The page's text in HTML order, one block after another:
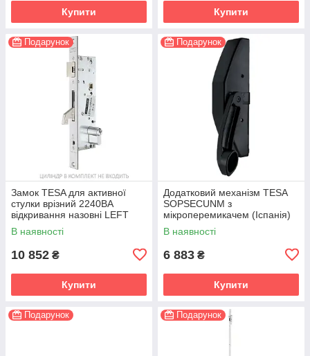
Купити Купити
Подарунок
Замок TESA для активної
стулки врізний 2240BA
відкривання назовні LEFT
(Іспанія)
В наявності
10 852 ₴
Купити
Подарунок
Додатковий механізм TESA
SOPSECUNM з
мікроперемикачем (Іспанія)
В наявності
6 883 ₴
Купити
Подарунок Подарунок